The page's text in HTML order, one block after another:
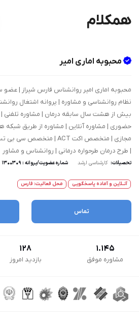
همکلام
محبوبه اماری امیر
محبوبه اماری امیر روانشناس فارس شیراز | عضو
نظام روانشناسی و مشاوره | پروانه اشتغال
بیش از هشت سال سابقه درمان | مشاوره تلفنی |
حضوری | مشاوره آنلاین | مشاوره از طریق شبکه
| طرح درمان طرحواره درمانی | روانشناس و مشاور
تحصیلات: کارشناسی ارشد شماره عضویت/پروانه : 1300309
آنــلاین و آماده پاسخگویی محل فعالیت: فارس
تماس
1.145
مشاوره موفق
128
بازدید امروز